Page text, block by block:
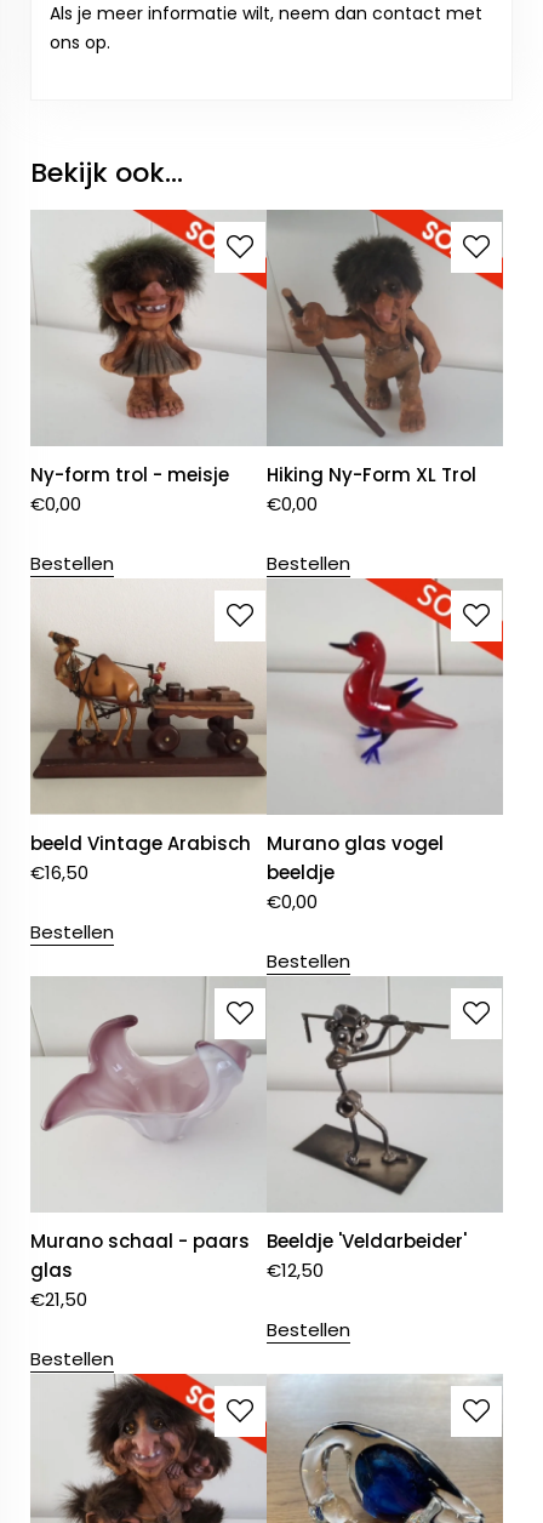
Als je meer informatie wilt, neem dan contact met
ons op.
Bekijk ook...
Ny-form trol - meisje
€0,00
Bestellen
Hiking Ny-Form XL Trol
€0,00
Bestellen
beeld Vintage Arabisch
€16,50
Bestellen
Murano glas vogel
beeldje
€0,00
Bestellen
Murano schaal - paars
glas
€21,50
Bestellen
Beeldje 'Veldarbeider'
€12,50
Bestellen